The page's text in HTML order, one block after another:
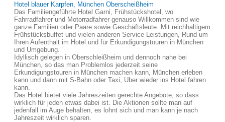
Hotel blauer Karpfen, München Oberscheißheim
Das Familiengeführte Hotel Garni, Frühstückshotel, wo
Fahrradfahrer und Motorradfahrer genauso Willkommen sind wie
ganze Familien oder Paare sowie Geschäftsleute. Mit reichhaltigem
Frühstücksbuffet und vielen anderen Service Leistungen, Rund um
Ihren Aufenthalt im Hotel und für Erkundigungstouren in München
und Umgebung.
Idyllisch gelegen in Oberschleißheim und dennoch nahe bei
München, so das man Problemlos jederzeit seine
Erkundigungstouren in München machen kann, München erleben
kann und dann mit S-Bahn oder Taxi, Uber wieder ins Hotel fahren
kann.
Das Hotel bietet viele Jahreszeiten gerechte Angebote, so dass
wirklich für jeden etwas dabei ist. Die Aktionen sollte man auf
jedenfall im Auge behalten, es lohnt sich und man kann je nach
Jahreszeit wirklich sparen.